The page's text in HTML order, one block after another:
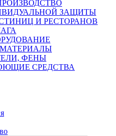
ЗАЩИТЫ
И РЕСТОРАНОВ
ФЕНЫ
СРЕДСТВА